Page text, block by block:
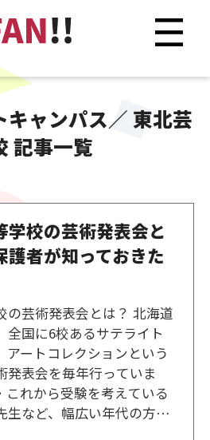
ャンパス／ 東北芸
記事一覧
学校の芸術発表会と
護者が知っておきた
の芸術発表会とは？ 北海道
全国に6校あるサテライト
アートコレクションという
発表会を毎年行っていま
これから受験を考えている
生など、幅広い年代の方々